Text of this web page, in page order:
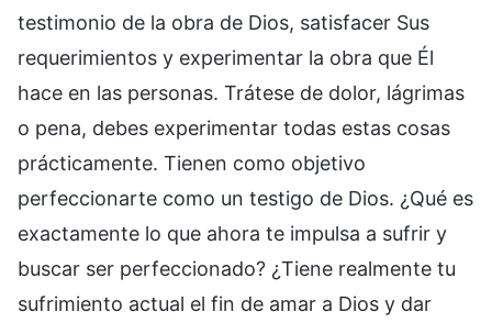
testimonio de la obra de Dios, satisfacer Sus
requerimientos y experimentar la obra que Él
hace en las personas. Trátese de dolor, lágrimas
o pena, debes experimentar todas estas cosas
prácticamente. Tienen como objetivo
perfeccionarte como un testigo de Dios. ¿Qué es
exactamente lo que ahora te impulsa a sufrir y
buscar ser perfeccionado? ¿Tiene realmente tu
sufrimiento actual el fin de amar a Dios y dar